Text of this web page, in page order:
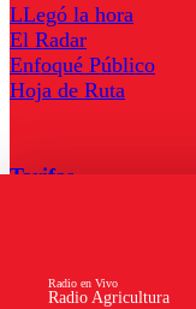
Radio Agricultura
Radio en Vivo
LLegó la hora
El Radar
Enfoqué Público
Hoja de Ruta
Tarifas